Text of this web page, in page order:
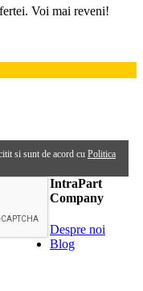
Voi mai reveni!
si sunt de acord cu Politica
IntraPart
Company
Despre noi
Blog